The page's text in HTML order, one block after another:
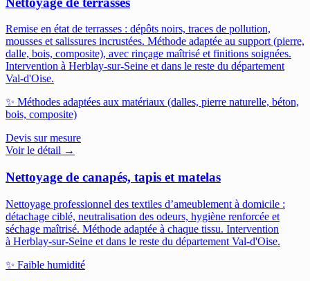
Remise en état de terrasses : dépôts noirs, traces de pollution,
mousses et salissures incrustées. Méthode adaptée au support (pierre,
dalle, bois, composite), avec rinçage maîtrisé et finitions soignées.
Intervention à Herblay-sur-Seine et dans le reste du département
Val-d'Oise.
✨ Méthodes adaptées aux matériaux (dalles, pierre naturelle, béton,
bois, composite)
Devis sur mesure
Voir le détail →
Nettoyage de canapés, tapis et matelas
Nettoyage professionnel des textiles d’ameublement à domicile :
détachage ciblé, neutralisation des odeurs, hygiène renforcée et
séchage maîtrisé. Méthode adaptée à chaque tissu. Intervention
à Herblay-sur-Seine et dans le reste du département Val-d'Oise.
✨ Faible humidité